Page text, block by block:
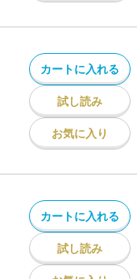
カートに入れる
試し読み
お気に入り
カートに入れる
試し読み